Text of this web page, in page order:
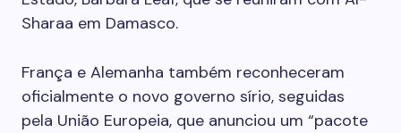
Sharaa em Damasco.
França e Alemanha também reconheceram
oficialmente o novo governo sírio, seguidas
pela União Europeia, que anunciou um “pacote